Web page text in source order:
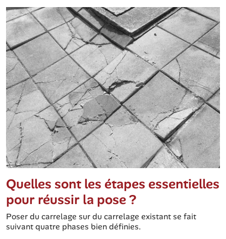
Quelles sont les étapes essentielles
pour réussir la pose ?
Poser du carrelage sur du carrelage existant se fait
suivant quatre phases bien définies.